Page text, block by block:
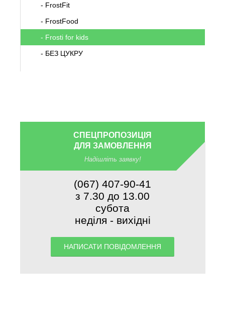
- FrostFit
- FrostFood
- Frosti for kids
- БЕЗ ЦУКРУ
СПЕЦПРОПОЗИЦІЯ
ДЛЯ ЗАМОВЛЕННЯ
Надішліть заявку!
(067) 407-90-41
з 7.30 до 13.00
субота
неділя - вихідні
НАПИСАТИ ПОВІДОМЛЕННЯ